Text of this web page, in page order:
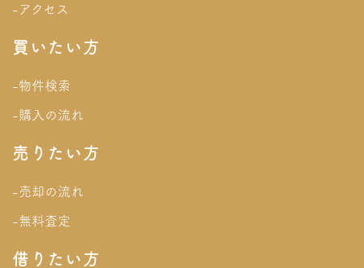
-アクセス
買いたい方
-物件検索
-購入の流れ
売りたい方
-売却の流れ
-無料査定
借りたい方